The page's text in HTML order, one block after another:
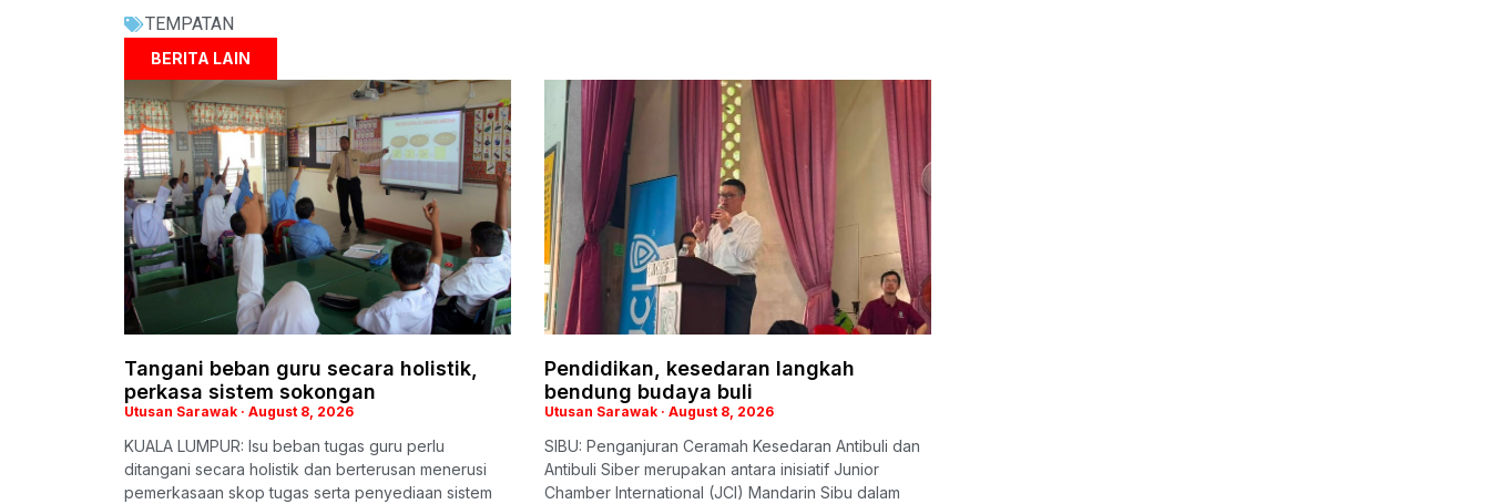
TEMPATAN
BERITA LAIN
Tangani beban guru secara holistik,
perkasa sistem sokongan
Utusan Sarawak August 8, 2026
KUALA LUMPUR: Isu beban tugas guru perlu
ditangani secara holistik dan berterusan menerusi
pemerkasaan skop tugas serta penyediaan sistem
Pendidikan, kesedaran langkah
bendung budaya buli
Utusan Sarawak August 8, 2026
SIBU: Penganjuran Ceramah Kesedaran Antibuli dan
Antibuli Siber merupakan antara inisiatif Junior
Chamber International (JCI) Mandarin Sibu dalam